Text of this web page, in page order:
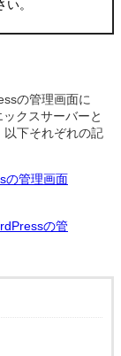
。
の管理画面に
クスサーバーと
以下それぞれの記
の管理画面
の管